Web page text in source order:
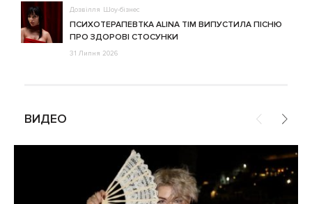
Дозвілля Шоу-бізнес
ПСИХОТЕРАПЕВТКА ALINA TIM ВИПУСТИЛА ПІСНЮ
ПРО ЗДОРОВІ СТОСУНКИ
31 Липня 2026
ВИДЕО